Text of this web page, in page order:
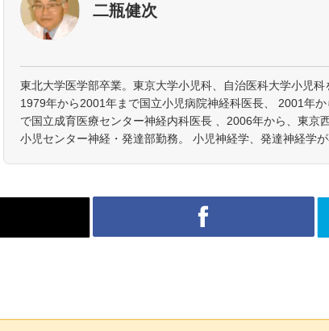
二瓶健次
東北大学医学部卒業。東京大学小児科、自治医科大学小児科
1979年から2001年まで国立小児病院神経科医長、 2001年か
で国立成育医療センター神経内科医長 、2006年から、東京
小児センター神経・発達部勤務。 小児神経学、発達神経学が